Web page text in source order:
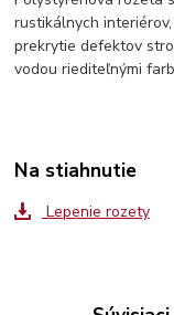
rustikálnych
prekrytie defektov
vodou riediteľnými
Na stiahnutie
Lepenie rozety